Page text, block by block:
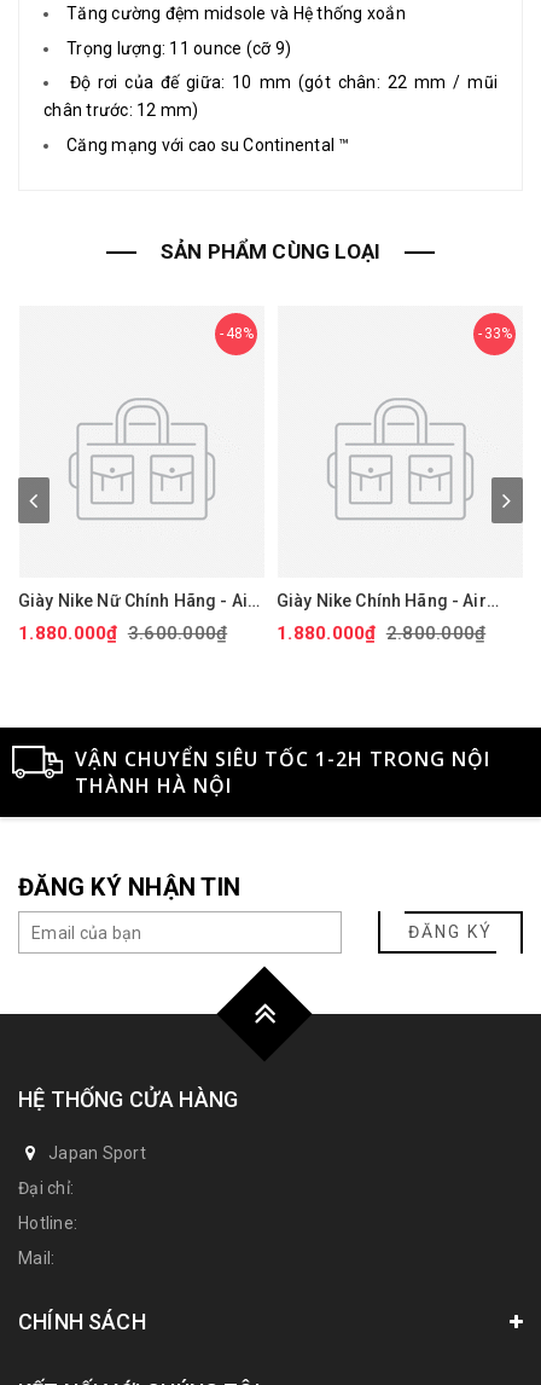
Tăng cường đệm midsole và Hệ thống xoắn
Trọng lượng: 11 ounce (cỡ 9)
Độ rơi của đế giữa: 10 mm (gót chân: 22 mm / mũi
chân trước: 12 mm)
Căng mạng với cao su Continental ™
SẢN PHẨM CÙNG LOẠI
48%
Giày Nike Nữ Chính Hãng - Air
Force 1 '07 Next Nature - Màu
hồng | JapanSport DV3808-
1.880.000₫ 3.600.000₫
33%
Giày Nike Chính Hãng - Air
Force 1 GS 'White Black' -
Đen/trắng/vàng | JapanSport
1.880.000₫ 2.800.000₫
VẬN CHUYỂN SIÊU TỐC 1-2H TRONG NỘI
THÀNH HÀ NỘI
ĐĂNG KÝ NHẬN TIN
ĐĂNG KÝ
HỆ THỐNG CỬA HÀNG
Japan Sport
Đại chỉ:
Hotline:
Mail:
CHÍNH SÁCH